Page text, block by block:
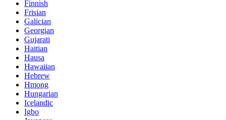
Finnish
Frisian
Galician
Georgian
Gujarati
Haitian
Hausa
Hawaiian
Hebrew
Hmong
Hungarian
Icelandic
Igbo